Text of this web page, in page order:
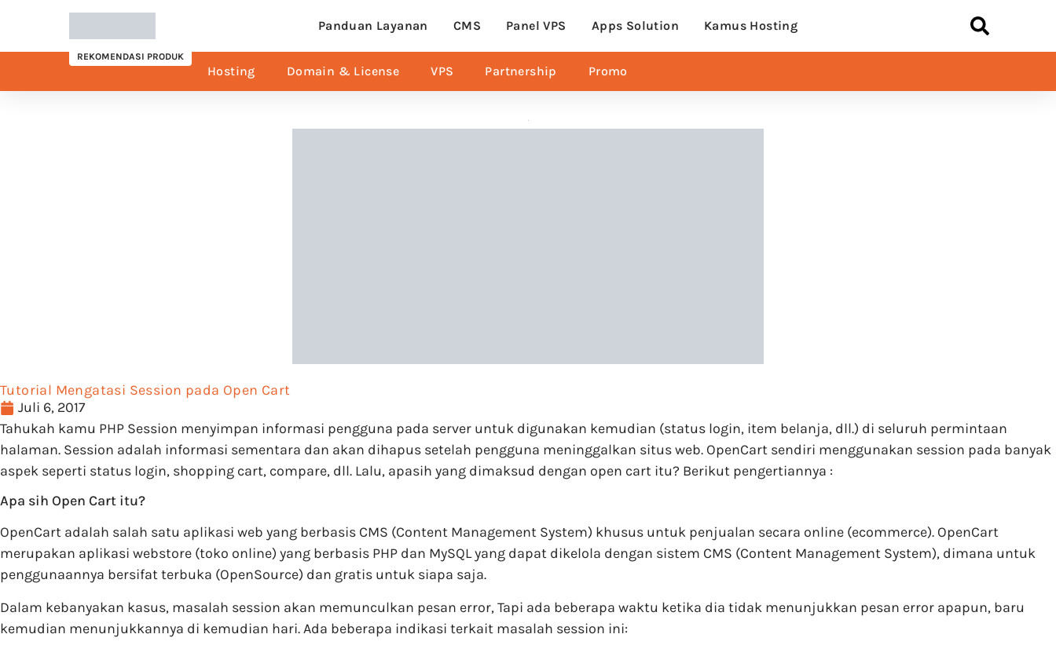
Panduan Layanan CMS Panel VPS Apps Solution Kamus Hosting
REKOMENDASI PRODUK
Hosting Domain & License VPS Partnership Promo
Tutorial Mengatasi Session pada Open Cart
Juli 6, 2017
Tahukah kamu PHP Session menyimpan informasi pengguna pada server untuk digunakan kemudian (status login, item belanja, dll.) di seluruh permintaan
halaman. Session adalah informasi sementara dan akan dihapus setelah pengguna meninggalkan situs web. OpenCart sendiri menggunakan session pada banyak
aspek seperti status login, shopping cart, compare, dll. Lalu, apasih yang dimaksud dengan open cart itu? Berikut pengertiannya :
Apa sih Open Cart itu?
OpenCart adalah salah satu aplikasi web yang berbasis CMS (Content Management System) khusus untuk penjualan secara online (ecommerce). OpenCart
merupakan aplikasi webstore (toko online) yang berbasis PHP dan MySQL yang dapat dikelola dengan sistem CMS (Content Management System), dimana untuk
penggunaannya bersifat terbuka (OpenSource) dan gratis untuk siapa saja.
Dalam kebanyakan kasus, masalah session akan memunculkan pesan error, Tapi ada beberapa waktu ketika dia tidak menunjukkan pesan error apapun, baru
kemudian menunjukkannya di kemudian hari. Ada beberapa indikasi terkait masalah session ini: